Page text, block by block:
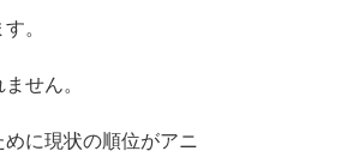
。
せん。
に現状の順位がアニ